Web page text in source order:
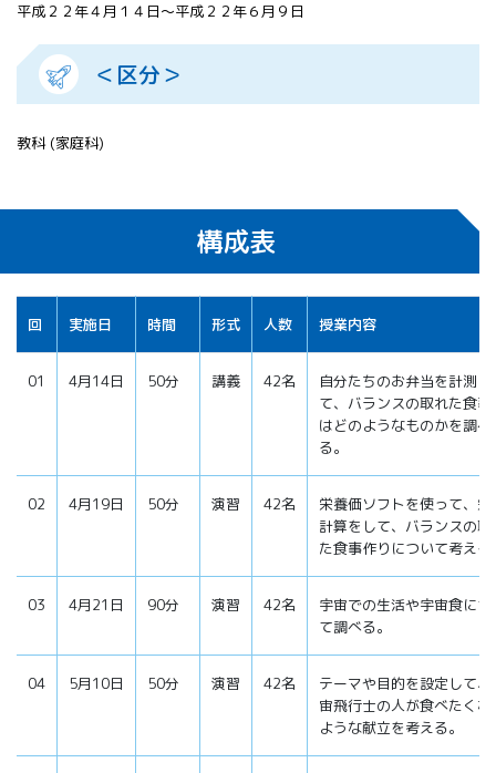
平成２２年４月１４日～平成２２年６月９日
＜区分＞
教科 (家庭科)
構成表
回 実施日 時間 形式 人数 授業内容
01 4月14日 50分 講義 42名
自分たちのお弁当を計測し
て、バランスの取れた食事
はどのようなものかを調べ
る。
02 4月19日 50分 演習 42名
栄養価ソフトを使って、栄
計算をして、バランスの取
た食事作りについて考える
03 4月21日 90分 演習 42名
宇宙での生活や宇宙食につ
て調べる。
04 5月10日 50分 演習 42名
テーマや目的を設定して、
宙飛行士の人が食べたくな
ような献立を考える。